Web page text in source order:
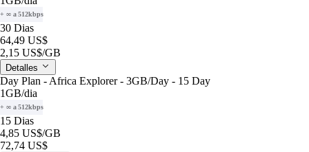
+ ∞ a 512kbps
30 Dias
64,49 US$
2,15 US$/GB
Detalles
Day Plan - Africa Explorer - 3GB/Day - 15 Day
1GB/dia
+ ∞ a 512kbps
15 Dias
4,85 US$/GB
72,74 US$